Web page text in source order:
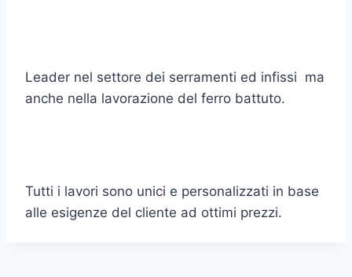
Leader nel settore dei serramenti ed infissi ma
anche nella lavorazione del ferro battuto.
Tutti i lavori sono unici e personalizzati in base
alle esigenze del cliente ad ottimi prezzi.